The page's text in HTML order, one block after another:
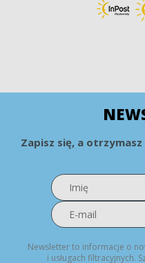
Zapisz się, a
Newsletter to informacje o
i usługach filtracyjnych.